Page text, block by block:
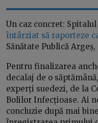
Un caz concret:
întârziat să raporteze
Sănătate Publică
Pentru finalizarea
decalaj de o
experți suedezi, de la
Bolilor Infecțioase. Ai
concluzie după mai